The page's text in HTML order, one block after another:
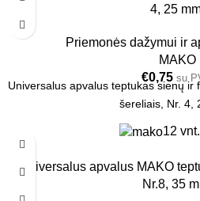
4, 25
Priemonės dažymui ir
MAKO
€0,75 su
Universalus apvalus teptukas sienų ir
šereliais, Nr. 4,
12 vnt.
Universalus apvalus MAKO
Nr.8, 35